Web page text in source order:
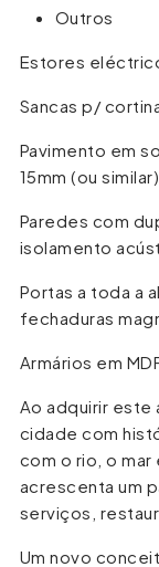
Outros
Estores
Sancas p/
Pavimento em
15mm (ou similar)
Paredes com
isolamento
Portas a toda a
fechaduras
Armários em
Ao adquirir este
cidade com
com o rio, o mar
acrescenta um
serviços,
Um novo